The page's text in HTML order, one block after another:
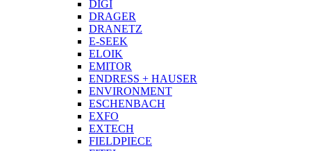
DIGI
DRAGER
DRANETZ
E-SEEK
ELOIK
EMITOR
ENDRESS + HAUSER
ENVIRONMENT
ESCHENBACH
EXFO
EXTECH
FIELDPIECE